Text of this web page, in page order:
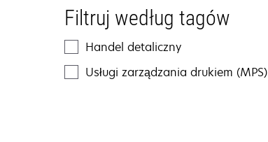
Filtruj według tagów
Handel detaliczny
Usługi zarządzania drukiem (MPS)